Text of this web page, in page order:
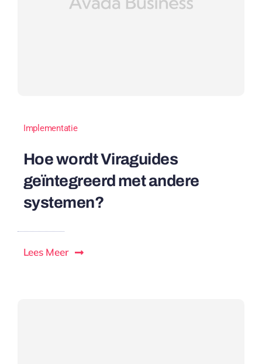
Implementatie
Hoe wordt Viraguides
geïntegreerd met andere
systemen?
Lees Meer